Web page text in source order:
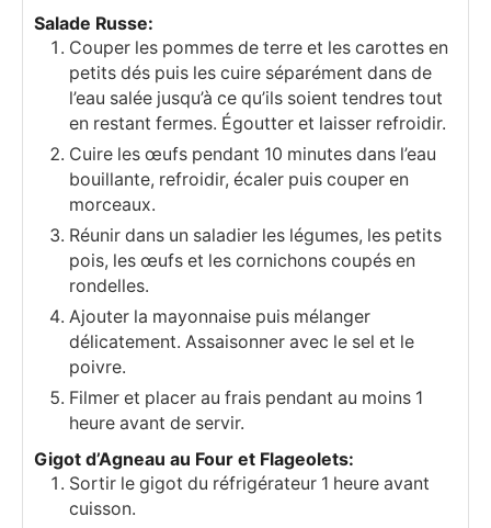
Salade Russe:
Couper les pommes de terre et les carottes en
petits dés puis les cuire séparément dans de
l’eau salée jusqu’à ce qu’ils soient tendres tout
en restant fermes. Égoutter et laisser refroidir.
Cuire les œufs pendant 10 minutes dans l’eau
bouillante, refroidir, écaler puis couper en
morceaux.
Réunir dans un saladier les légumes, les petits
pois, les œufs et les cornichons coupés en
rondelles.
Ajouter la mayonnaise puis mélanger
délicatement. Assaisonner avec le sel et le
poivre.
Filmer et placer au frais pendant au moins 1
heure avant de servir.
Gigot d’Agneau au Four et Flageolets:
Sortir le gigot du réfrigérateur 1 heure avant
cuisson.